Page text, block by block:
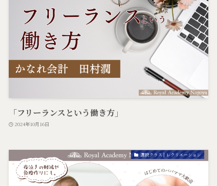
「フリーランスという働き方」
2024年10月16日
選択クラス | レクリエーション